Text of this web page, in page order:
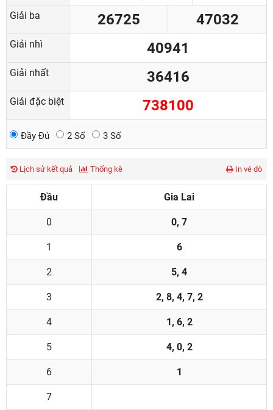
Giải ba 26725 47032
Giải nhì 40941
Giải nhất 36416
Giải đặc biệt 738100
Đầy Đủ 2 Số 3 Số
Lịch sử kết quả Thống kê In vé dò
Đầu Gia Lai
0 0, 7
1 6
2 5, 4
3 2, 8, 4, 7, 2
4 1, 6, 2
5 4, 0, 2
6 1
7